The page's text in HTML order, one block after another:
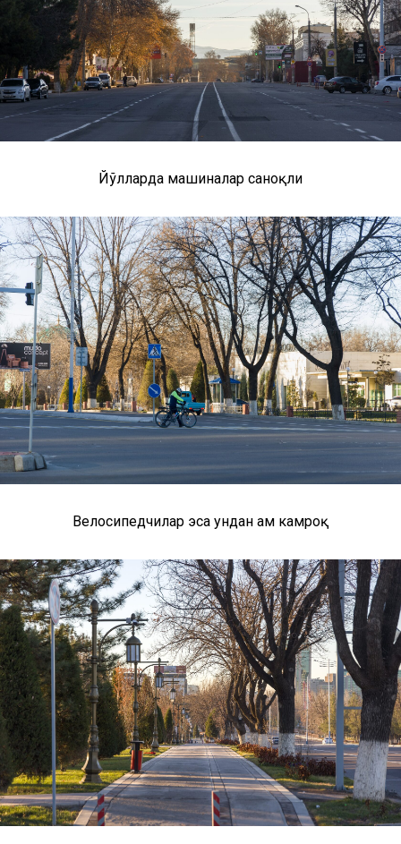
Йўлларда машиналар саноқли
Велосипедчилар эса ундан ҳам камроқ